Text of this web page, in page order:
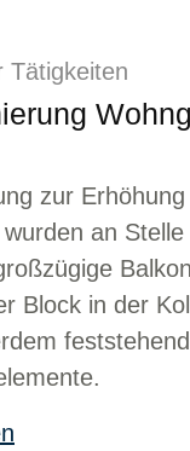
Tätigkeiten
zur
an
Block in der